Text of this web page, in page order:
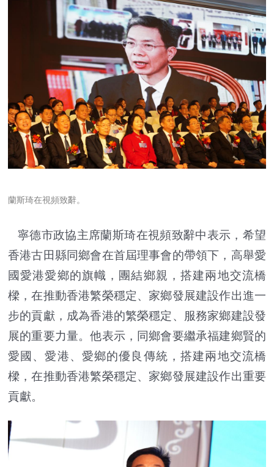
蘭斯琦在視頻致辭。
寧德市政協主席蘭斯琦在視頻致辭中表示，希望
香港古田縣同鄉會在首屆理事會的帶領下，高舉愛
國愛港愛鄉的旗幟，團結鄉親，搭建兩地交流橋
樑，在推動香港繁榮穩定、家鄉發展建設作出進一
步的貢獻，成為香港的繁榮穩定、服務家鄉建設發
展的重要力量。他表示，同鄉會要繼承福建鄉賢的
愛國、愛港、愛鄉的優良傳統，搭建兩地交流橋
樑，在推動香港繁榮穩定、家鄉發展建設作出重要
貢獻。